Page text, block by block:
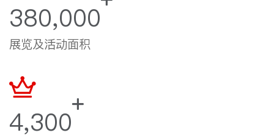
380,000
展览及活动面积
4,300